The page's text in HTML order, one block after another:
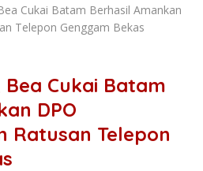
Cukai Batam Berhasil Amankan
Telepon Genggam Bekas
Cukai Batam
DPO
Ratusan Telepon